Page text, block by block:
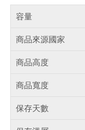
容量
商品來源國家
商品高度
商品寬度
保存天數